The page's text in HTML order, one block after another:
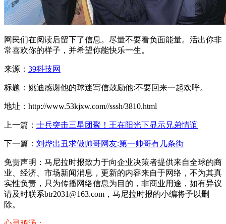
网民们在阅读后留下了信息。尽量不要看负面能量。活出你非
常喜欢你的样子，并希望你能快乐一生。
来源： 39科技网
标题：姚迪感谢他的球迷写信鼓励他:不要回来一起欢呼。
地址：http://www.53kjxw.com//sssh/3810.html
上一篇： 士兵突击三星团聚！王在阳光下显示兄弟情谊
下一篇： 刘烨出丑求做帅哥网友:第一帅哥有几条街
免责声明：马尼拉时报致力于向企业决策者提供来自全球的商
业、经济、市场新闻消息，更新的内容来自于网络，不为其真
实性负责，只为传播网络信息为目的，非商业用途，如有异议
请及时联系btr2031@163.com，马尼拉时报的小编将予以删
除。